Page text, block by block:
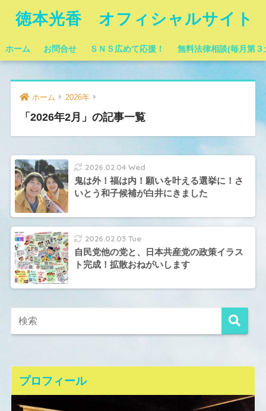
徳本光香 オフィシャルサイト
ホーム お問合せ ＳＮＳ広めて応援！ 無料法律相談(毎月第３
ホーム 2026年
「2026年2月」の記事一覧
2026.02.04 Wed
鬼は外！福は内！願いを叶える選挙に！さ
いとう和子候補が白井にきました
2026.02.03 Tue
自民党他の党と、日本共産党の政策イラス
ト完成！拡散おねがいします
プロフィール